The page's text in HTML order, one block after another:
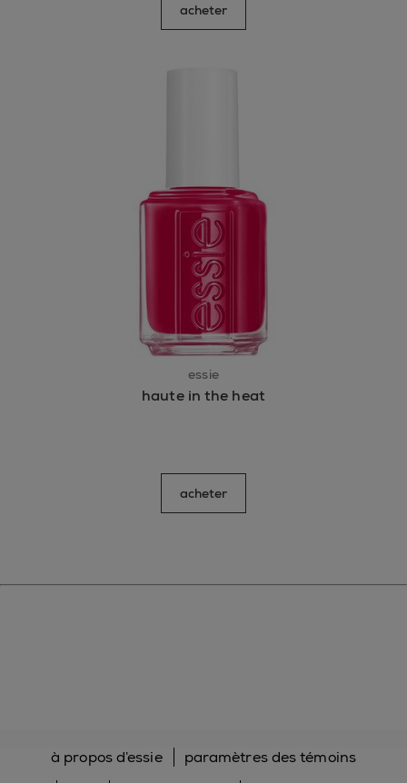
acheter
essie
haute in the heat
acheter
à propos d’essie
paramètres des témoins